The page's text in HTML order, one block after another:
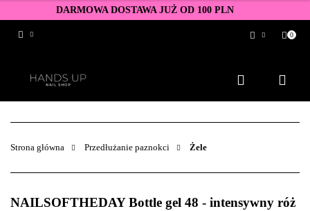
DARMOWA DOSTAWA JUŻ OD 100 PLN
Zarejestruj się
Dodaj zgłoszenie
Zgody cookies
0
Strona główna Przedłużanie paznokci Żele
NAILSOFTHEDAY Bottle gel 48 - intensywny róż